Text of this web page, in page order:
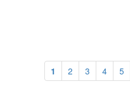
1 2 3 4 5